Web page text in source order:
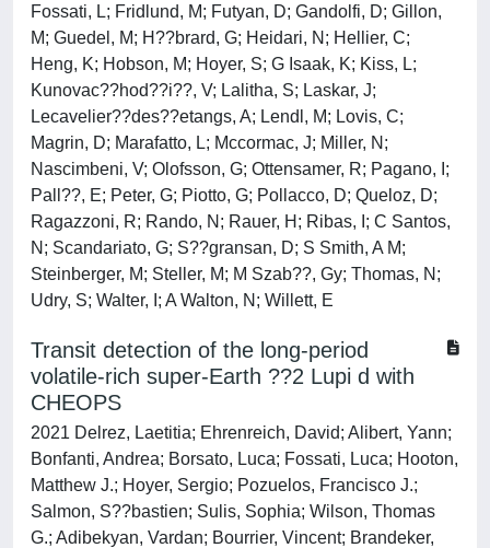
Fossati, L; Fridlund, M; Futyan, D; Gandolfi, D; Gillon,
M; Guedel, M; H??brard, G; Heidari, N; Hellier, C;
Heng, K; Hobson, M; Hoyer, S; G Isaak, K; Kiss, L;
Kunovac??hod??i??, V; Lalitha, S; Laskar, J;
Lecavelier??des??etangs, A; Lendl, M; Lovis, C;
Magrin, D; Marafatto, L; Mccormac, J; Miller, N;
Nascimbeni, V; Olofsson, G; Ottensamer, R; Pagano, I;
Pall??, E; Peter, G; Piotto, G; Pollacco, D; Queloz, D;
Ragazzoni, R; Rando, N; Rauer, H; Ribas, I; C Santos,
N; Scandariato, G; S??gransan, D; S Smith, A M;
Steinberger, M; Steller, M; M Szab??, Gy; Thomas, N;
Udry, S; Walter, I; A Walton, N; Willett, E
Transit detection of the long-period
volatile-rich super-Earth ??2 Lupi d with
CHEOPS
2021 Delrez, Laetitia; Ehrenreich, David; Alibert, Yann;
Bonfanti, Andrea; Borsato, Luca; Fossati, Luca; Hooton,
Matthew J.; Hoyer, Sergio; Pozuelos, Francisco J.;
Salmon, S??bastien; Sulis, Sophia; Wilson, Thomas
G.; Adibekyan, Vardan; Bourrier, Vincent; Brandeker,